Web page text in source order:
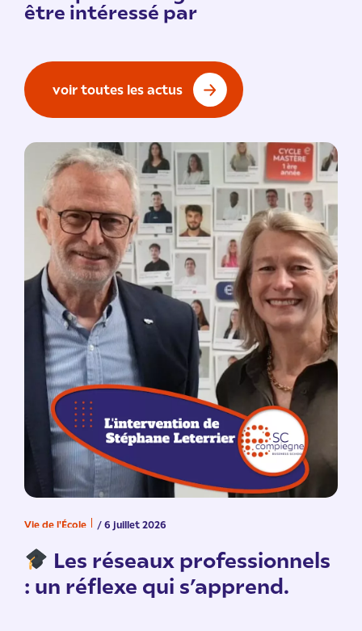
être intéressé par
voir toutes les actus
Vie de l'École / 6 juillet 2026
Les réseaux professionnels
: un réflexe qui s’apprend.